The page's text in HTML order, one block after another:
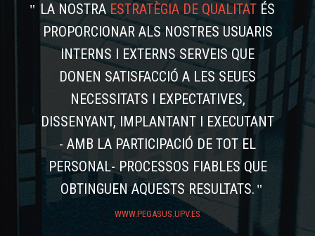
LA NOSTRAESTRATÈGIA DE QUALITAT ÉS
PROPORCIONAR ALS NOSTRES USUARIS
INTERNS I EXTERNS SERVEIS QUE
DONEN SATISFACCIÓ A LES SEUES
NECESSITATS I EXPECTATIVES,
DISSENYANT, IMPLANTANT I EXECUTANT
- AMB LA PARTICIPACIÓ DE TOT EL
PERSONAL- PROCESSOS FIABLES QUE
OBTINGUEN AQUESTS RESULTATS.
WWW.PEGASUS.UPV.ES